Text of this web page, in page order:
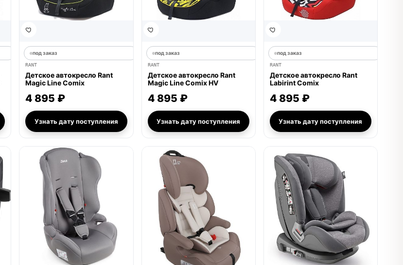
под заказ
RANT
Детское автокресло Rant
Magic Line Comix
4 895 ₽
Узнать дату поступления
под заказ
RANT
Детское автокресло Rant
Magic Line Comix HV
4 895 ₽
Узнать дату поступления
под заказ
RANT
Детское автокресло Rant
Labirint Comix
4 895 ₽
Узнать дату поступления